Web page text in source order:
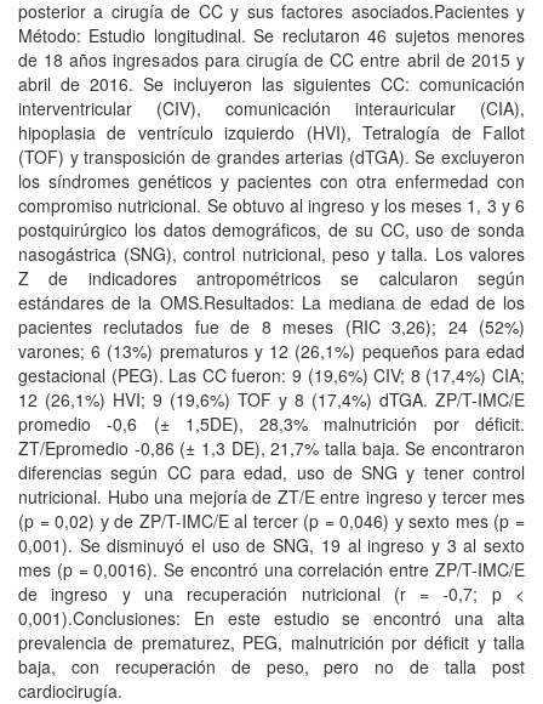
posterior a cirugía de CC y sus factores asociados.Pacientes y
Método: Estudio longitudinal. Se reclutaron 46 sujetos menores
de 18 años ingresados para cirugía de CC entre abril de 2015 y
abril de 2016. Se incluyeron las siguientes CC: comunicación
interventricular (CIV), comunicación interauricular (CIA),
hipoplasia de ventrículo izquierdo (HVI), Tetralogía de Fallot
(TOF) y transposición de grandes arterias (dTGA). Se excluyeron
los síndromes genéticos y pacientes con otra enfermedad con
compromiso nutricional. Se obtuvo al ingreso y los meses 1, 3 y 6
postquirúrgico los datos demográficos, de su CC, uso de sonda
nasogástrica (SNG), control nutricional, peso y talla. Los valores
Z de indicadores antropométricos se calcularon según
estándares de la OMS.Resultados: La mediana de edad de los
pacientes reclutados fue de 8 meses (RIC 3,26); 24 (52%)
varones; 6 (13%) prematuros y 12 (26,1%) pequeños para edad
gestacional (PEG). Las CC fueron: 9 (19,6%) CIV; 8 (17,4%) CIA;
12 (26,1%) HVI; 9 (19,6%) TOF y 8 (17,4%) dTGA. ZP/T-IMC/E
promedio -0,6 (± 1,5DE), 28,3% malnutrición por déficit.
ZT/Epromedio -0,86 (± 1,3 DE), 21,7% talla baja. Se encontraron
diferencias según CC para edad, uso de SNG y tener control
nutricional. Hubo una mejoría de ZT/E entre ingreso y tercer mes
(p = 0,02) y de ZP/T-IMC/E al tercer (p = 0,046) y sexto mes (p =
0,001). Se disminuyó el uso de SNG, 19 al ingreso y 3 al sexto
mes (p = 0,0016). Se encontró una correlación entre ZP/T-IMC/E
de ingreso y una recuperación nutricional (r = -0,7; p <
0,001).Conclusiones: En este estudio se encontró una alta
prevalencia de prematurez, PEG, malnutrición por déficit y talla
baja, con recuperación de peso, pero no de talla post
cardiocirugía.